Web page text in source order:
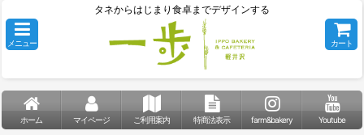
タネからはじまり食卓までデザインする
メニュー カート
ホーム マイページ ご利用案内 特商法表示 farm&bakery Youtube